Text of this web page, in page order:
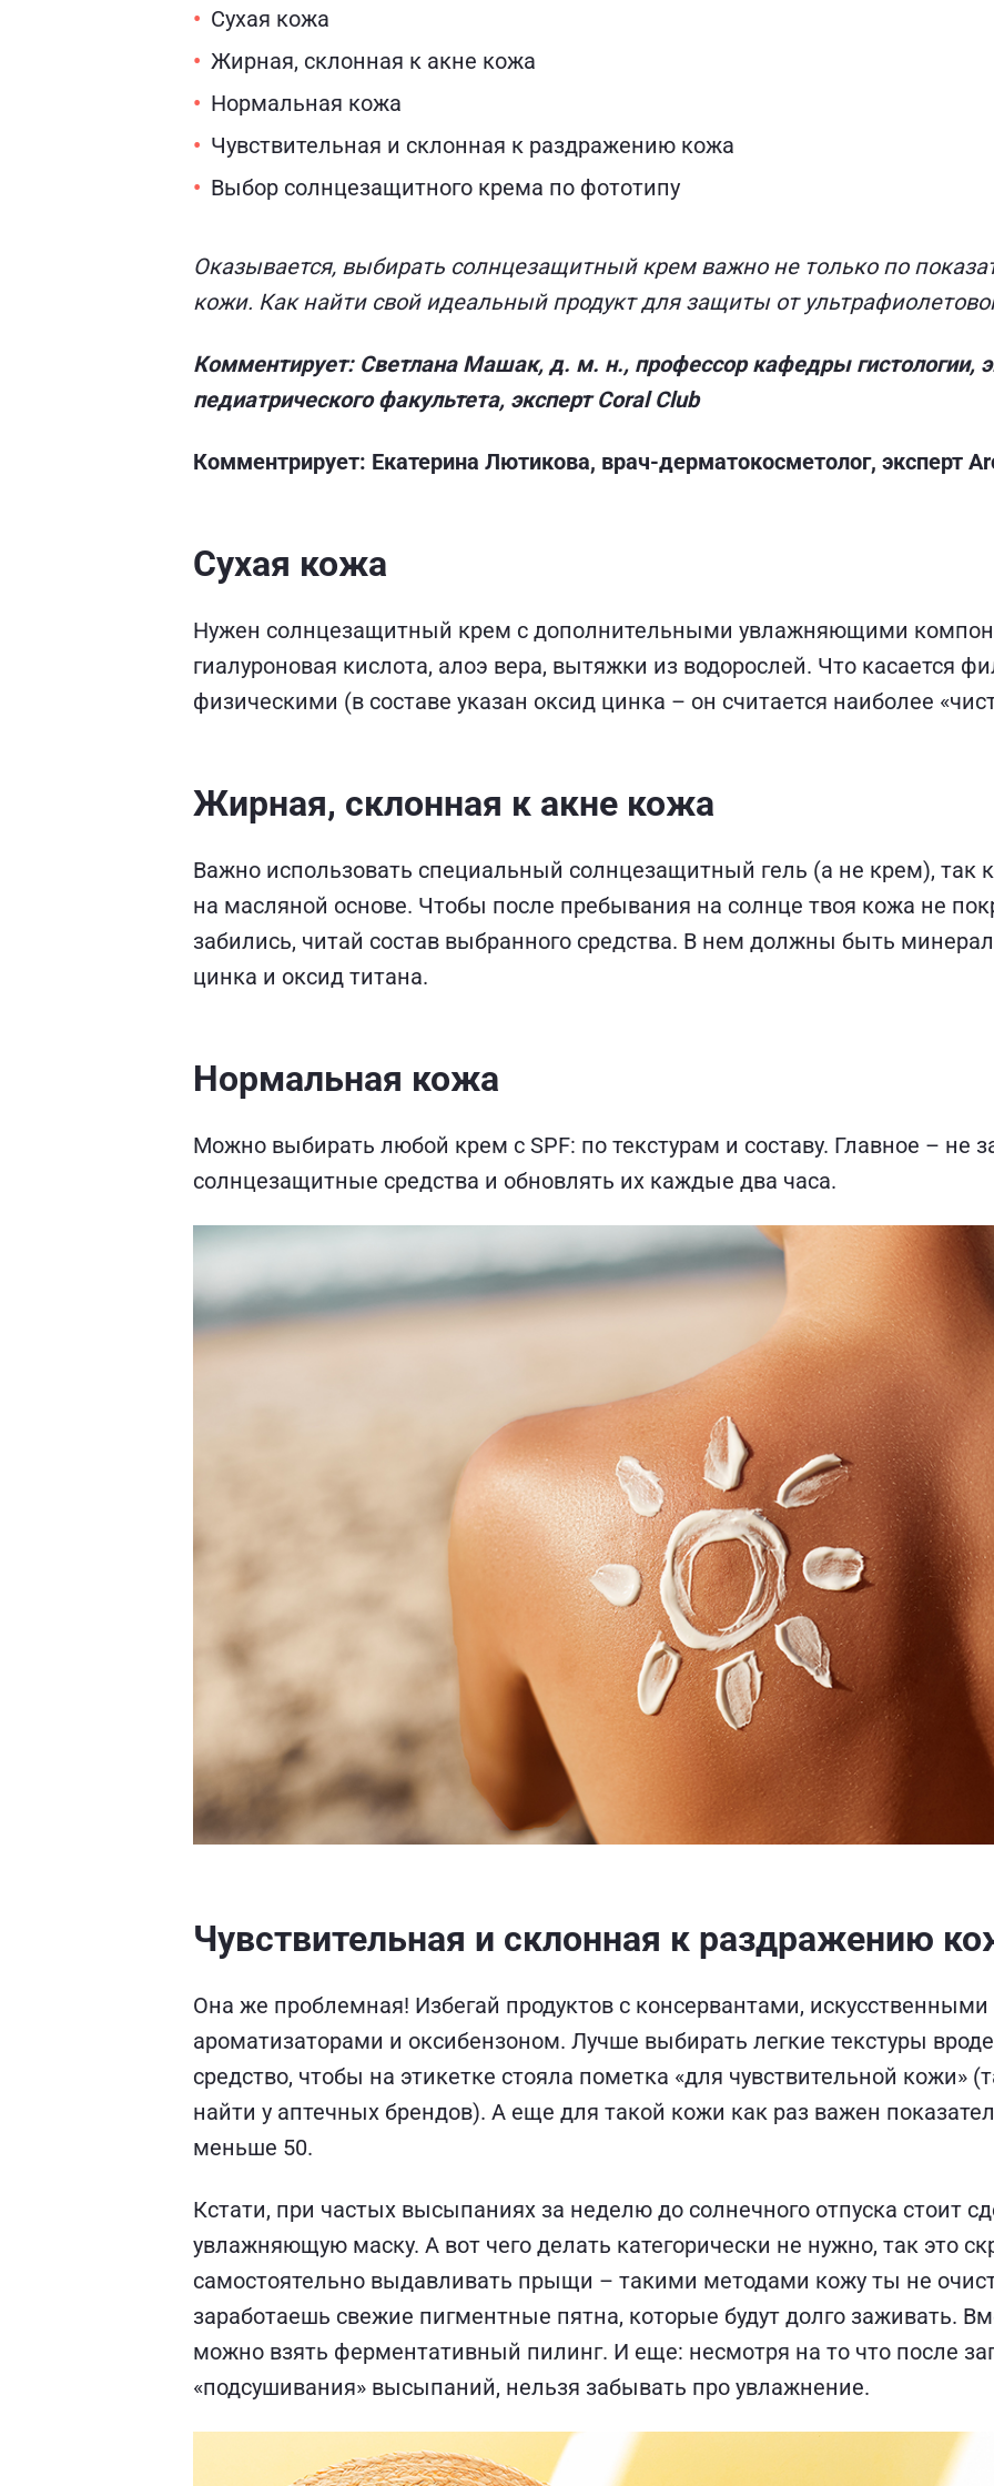
Сухая кожа
Жирная, склонная к акне кожа
Нормальная кожа
Чувствительная и склонная к раздражению кожа
Выбор солнцезащитного крема по фототипу
Оказывается, выбирать солнцезащитный крем важно не только по
кожи. Как найти свой идеальный продукт для защиты от
Комментирует: Светлана Машак, д. м. н., профессор кафедры гистологии,
педиатрического факультета, эксперт Coral Club
Комментрирует: Екатерина Лютикова, врач-дерматокосметолог, эксперт
Сухая кожа
Нужен солнцезащитный крем с дополнительными увлажняющими
гиалуроновая кислота, алоэ вера, вытяжки из водорослей. Что касается
физическими (в составе указан оксид цинка – он считается наиболее
Жирная, склонная к акне кожа
Важно использовать специальный солнцезащитный гель (а не крем), так
на масляной основе. Чтобы после пребывания на солнце твоя кожа не
забились, читай состав выбранного средства. В нем должны быть
цинка и оксид титана.
Нормальная кожа
Можно выбирать любой крем с SPF: по текстурам и составу. Главное – не
солнцезащитные средства и обновлять их каждые два часа.
Чувствительная и склонная к раздражению
Она же проблемная! Избегай продуктов с консервантами,
ароматизаторами и оксибензоном. Лучше выбирать легкие текстуры
средство, чтобы на этикетке стояла пометка «для чувствительной кожи»
найти у аптечных брендов). А еще для такой кожи как раз важен
меньше 50.
Кстати, при частых высыпаниях за неделю до солнечного отпуска стоит
увлажняющую маску. А вот чего делать категорически не нужно, так это
самостоятельно выдавливать прыщи – такими методами кожу ты не
заработаешь свежие пигментные пятна, которые будут долго заживать.
можно взять ферментативный пилинг. И еще: несмотря на то что после
«подсушивания» высыпаний, нельзя забывать про увлажнение.